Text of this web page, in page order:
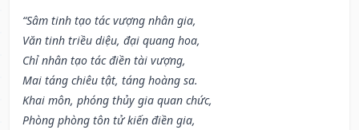
“Sâm tinh tạo tác vượng nhân gia,
Văn tinh triều diệu, đại quang hoa,
Chỉ nhân tạo tác điền tài vượng,
Mai táng chiêu tật, táng hoàng sa.
Khai môn, phóng thủy gia quan chức,
Phòng phòng tôn tử kiến điền gia,